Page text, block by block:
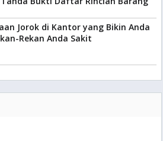
Jorok di Kantor yang Bikin Anda
Rekan Anda Sakit